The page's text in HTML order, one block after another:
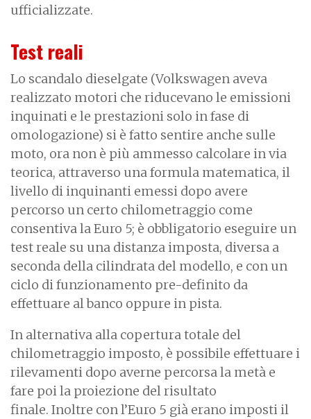
ufficializzate.
Test reali
Lo scandalo dieselgate (Volkswagen aveva
realizzato motori che riducevano le emissioni
inquinati e le prestazioni solo in fase di
omologazione) si è fatto sentire anche sulle
moto, ora non è più ammesso calcolare in via
teorica, attraverso una formula matematica, il
livello di inquinanti emessi dopo avere
percorso un certo chilometraggio come
consentiva la Euro 5; è obbligatorio eseguire un
test reale su una distanza imposta, diversa a
seconda della cilindrata del modello, e con un
ciclo di funzionamento pre-definito da
effettuare al banco oppure in pista.
In alternativa alla copertura totale del
chilometraggio imposto, è possibile effettuare i
rilevamenti dopo averne percorsa la metà e
fare poi la proiezione del risultato
finale. Inoltre con l’Euro 5 già erano imposti il